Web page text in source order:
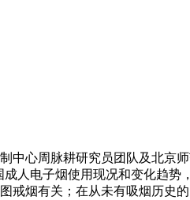
心周脉耕研究员团队及北京
人电子烟使用现况和变化趋
戒烟有关；在从未有吸烟历